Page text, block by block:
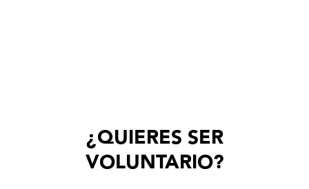
¿QUIERES SER
VOLUNTARIO?